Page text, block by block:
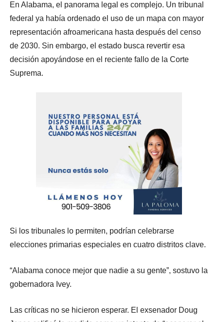
En Alabama, el panorama legal es complejo. Un tribunal
federal ya había ordenado el uso de un mapa con mayor
representación afroamericana hasta después del censo
de 2030. Sin embargo, el estado busca revertir esa
decisión apoyándose en el reciente fallo de la Corte
Suprema.
Si los tribunales lo permiten, podrían celebrarse
elecciones primarias especiales en cuatro distritos clave.
“Alabama conoce mejor que nadie a su gente”, sostuvo la
gobernadora Ivey.
Las críticas no se hicieron esperar. El exsenador Doug